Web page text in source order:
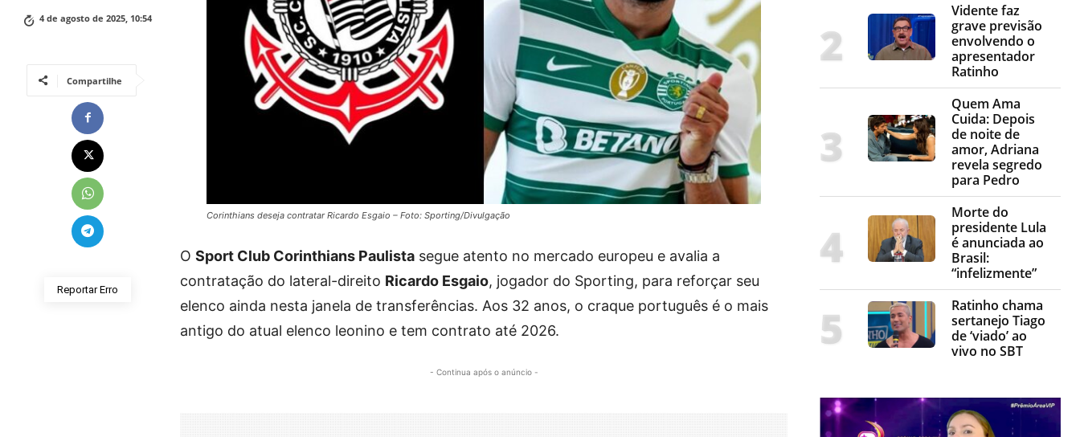
4 de agosto de 2025, 10:54
Compartilhe
Reportar Erro
Corinthians deseja contratar Ricardo Esgaio – Foto: Sporting/Divulgação
O Sport Club Corinthians Paulista segue atento no mercado europeu e avalia a
contratação do lateral-direito Ricardo Esgaio, jogador do Sporting, para reforçar seu
elenco ainda nesta janela de transferências. Aos 32 anos, o craque português é o mais
antigo do atual elenco leonino e tem contrato até 2026.
- Continua após o anúncio -
Vidente faz
grave previsão
envolvendo o
apresentador
Ratinho
Quem Ama
Cuida: Depois
de noite de
amor, Adriana
revela segredo
para Pedro
Morte do
presidente Lula
é anunciada ao
Brasil:
“infelizmente”
Ratinho chama
sertanejo Tiago
de ‘viado’ ao
vivo no SBT